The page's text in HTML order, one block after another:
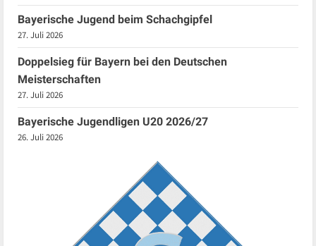
Bayerische Jugend beim Schachgipfel
27. Juli 2026
Doppelsieg für Bayern bei den Deutschen
Meisterschaften
27. Juli 2026
Bayerische Jugendligen U20 2026/27
26. Juli 2026